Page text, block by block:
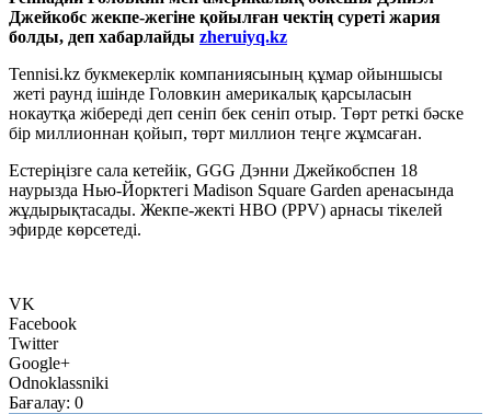
Джейкобс жекпе-жегіне қойылған чектің суреті жария
болды, деп хабарлайды zheruiyq.kz
Tennisi.kz букмекерлік компаниясының құмар ойыншысы
жеті раунд ішінде Головкин америкалық қарсыласын
нокаутқа жібереді деп сеніп бек сеніп отыр. Төрт реткі бәске
бір миллионнан қойып, төрт миллион теңге жұмсаған.
Естеріңізге сала кетейік, GGG Дэнни Джейкобспен 18
наурызда Нью-Йорктегі Madison Square Garden аренасында
жұдырықтасады. Жекпе-жекті HBO (PPV) арнасы тікелей
эфирде көрсетеді.
VK
Facebook
Twitter
Google+
Odnoklassniki
Бағалау: 0